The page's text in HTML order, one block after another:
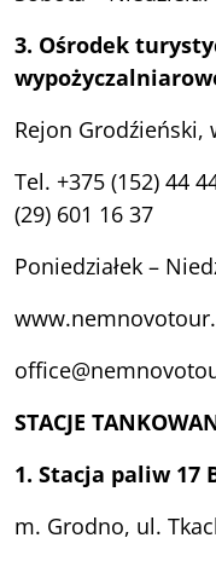
3. Ośrodek
wypożyczalnia
Rejon
Tel. +375 (152) 44
(29) 601 16 37
Poniedziałek –
STACJE
1. Stacja paliw 17
m. Grodno, ul.